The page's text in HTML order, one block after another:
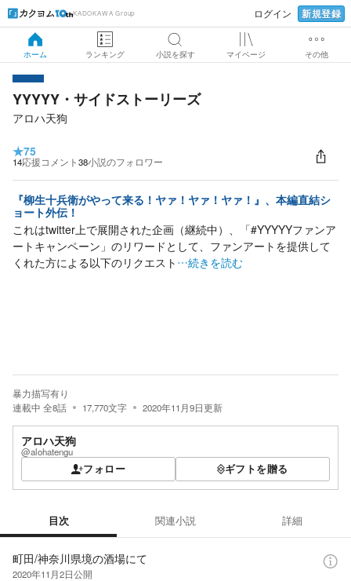
KADOKAWA Group ログイン 新規登録
ホーム ランキング 小説を探す マイページ その他
YYYYY・サイドストーリーズ
アロハ天狗
★75
14応援コメント38小説のフォロワー
『柳生十兵衛がやって来る！ヤァ！ヤァ！ヤァ！』、本編直結シ
ョート外伝！
これはtwitter上で展開された企画（継続中）、「#YYYYYファンア
ートキャンペーン」のリワードとして、ファンアートを提供して
くれた方による以下のリクエスト …続きを読む
暴力描写有り
連載中 全8話 17,770文字 2020年11月9日更新
アロハ天狗
@alohatengu
フォロー ギフトを贈る
目次 関連小説 詳細
町田/神奈川県境の酒場にて
2020年11月2日公開